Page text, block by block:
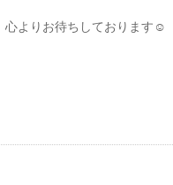
心よりお待ちしております☺